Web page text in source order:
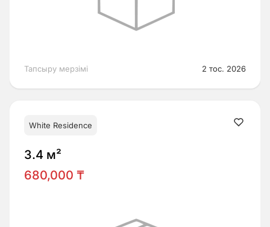
Тапсыру мерзімі 2 тос. 2026
White Residence
3.4 м²
680,000 ₸